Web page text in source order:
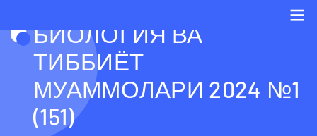
БИОЛОГИЯ ВА
ТИББИЁТ
МУАММОЛАРИ 2024 №1
(151)